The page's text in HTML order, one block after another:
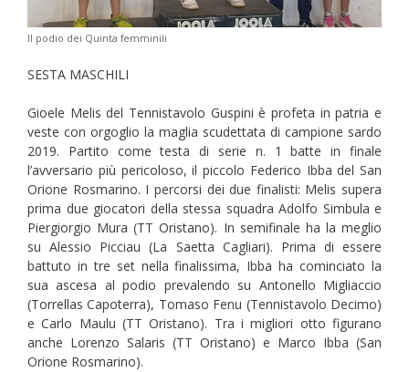
Il podio dei Quinta femminili
SESTA MASCHILI
Gioele Melis del Tennistavolo Guspini è profeta in patria e
veste con orgoglio la maglia scudettata di campione sardo
2019. Partito come testa di serie n. 1 batte in finale
l’avversario più pericoloso, il piccolo Federico Ibba del San
Orione Rosmarino. I percorsi dei due finalisti: Melis supera
prima due giocatori della stessa squadra Adolfo Simbula e
Piergiorgio Mura (TT Oristano). In semifinale ha la meglio
su Alessio Picciau (La Saetta Cagliari). Prima di essere
battuto in tre set nella finalissima, Ibba ha cominciato la
sua ascesa al podio prevalendo su Antonello Migliaccio
(Torrellas Capoterra), Tomaso Fenu (Tennistavolo Decimo)
e Carlo Maulu (TT Oristano). Tra i migliori otto figurano
anche Lorenzo Salaris (TT Oristano) e Marco Ibba (San
Orione Rosmarino).